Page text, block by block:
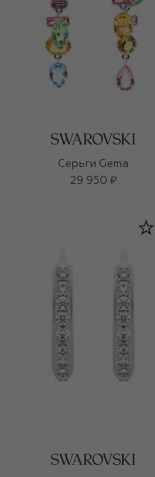
Серьги Gema
29 950 ₽